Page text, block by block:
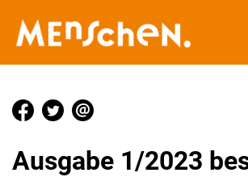
Ausgabe 1/2023